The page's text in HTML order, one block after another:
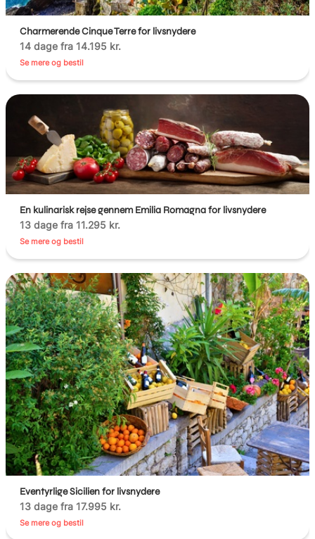
Charmerende Cinque Terre for livsnydere
14 dage fra 14.195 kr.
Se mere og bestil
En kulinarisk rejse gennem Emilia Romagna for livsnydere
13 dage fra 11.295 kr.
Se mere og bestil
Eventyrlige Sicilien for livsnydere
13 dage fra 17.995 kr.
Se mere og bestil